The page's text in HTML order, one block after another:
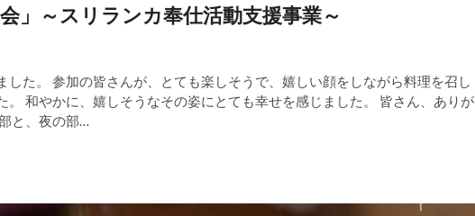
」～スリランカ奉仕活動支援事業～
した。 参加の皆さんが、とても楽しそうで、嬉しい顔をしながら料理を召し
。 和やかに、嬉しそうなその姿にとても幸せを感じました。 皆さん、ありが
と、夜の部…